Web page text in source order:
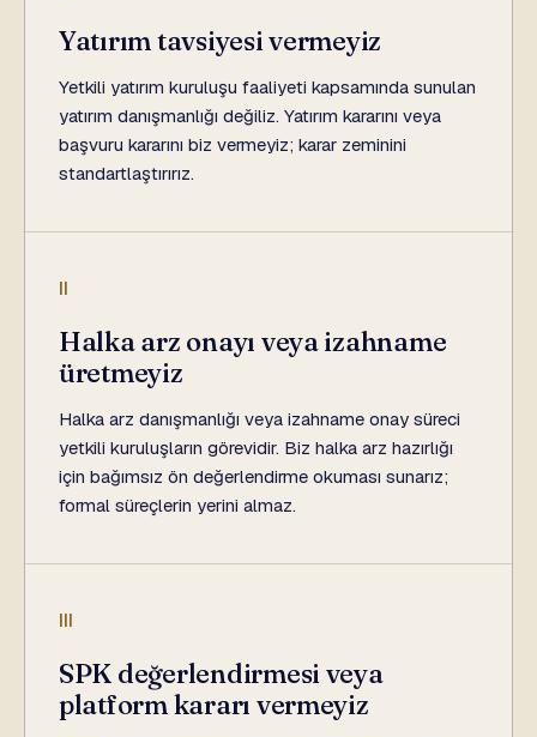
Yatırım tavsiyesi vermeyiz
Yetkili yatırım kuruluşu faaliyeti kapsamında sunulan
yatırım danışmanlığı değiliz. Yatırım kararını veya
başvuru kararını biz vermeyiz; karar zeminini
standartlaştırırız.
II
Halka arz onayı veya izahname
üretmeyiz
Halka arz danışmanlığı veya izahname onay süreci
yetkili kuruluşların görevidir. Biz halka arz hazırlığı
için bağımsız ön değerlendirme okuması sunarız;
formal süreçlerin yerini almaz.
III
SPK değerlendirmesi veya
platform kararı vermeyiz